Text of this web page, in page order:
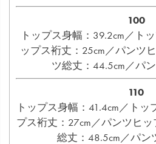
100
トップス身幅：39.2cm／ト
ップス裄丈：25cm／パンツ
ツ総丈：44.5cm／パ
110
トップス身幅：41.4cm／トッ
プス裄丈：27cm／パンツヒ
総丈：48.5cm／パン